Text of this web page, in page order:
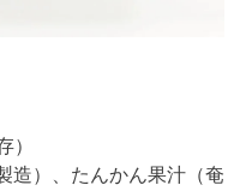
）
造）、たんかん果汁（奄